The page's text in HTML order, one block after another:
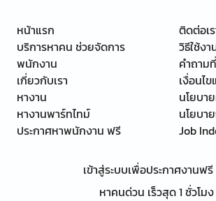
หน้าแรก
บริการหาคน ช่วยจัดการ
พนักงาน
เกี่ยวกับเรา
หางาน
หางานพาร์ทไทม์
ประกาศหาพนักงาน ฟรี
ติดต่อเ
วิธีใช้งา
คำถาม
เงื่อนไ
นโยบา
นโยบา
Job
เข้าสู่ระบบเพื่อประกาศงานฟรี
หาคนด่วน เร็วสุด 1 ชั่วโมง